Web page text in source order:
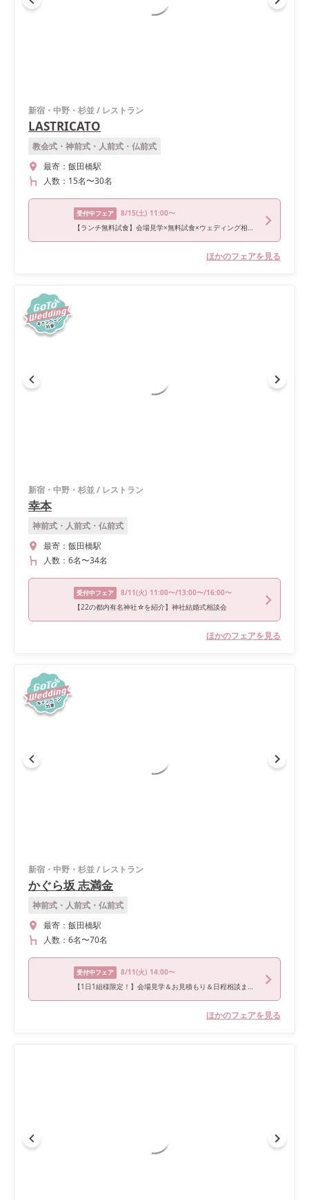
新宿・中野・杉並/ レストラン
LASTRICATO
教会式・神前式・人前式・仏前式
最寄： 飯田橋駅
人数： 15名〜30名
受付中フェア 8/15(土) 11:00〜
【ランチ無料試食】会場見学×無料試食×ウェディング相談☆美食フェア！
ほかのフェアを見る
新宿・中野・杉並/ レストラン
幸本
神前式・人前式・仏前式
最寄： 飯田橋駅
人数： 6名〜34名
受付中フェア 8/11(火) 11:00〜/13:00〜/16:00〜
【22の都内有名神社☆を紹介】神社結婚式相談会
ほかのフェアを見る
新宿・中野・杉並/ レストラン
かぐら坂 志満金
神前式・人前式・仏前式
最寄： 飯田橋駅
人数： 6名〜70名
受付中フェア 8/11(火) 14:00〜
【1日1組様限定！】会場見学＆お見積もり＆日程相談までOK！神社結婚式フェア
ほかのフェアを見る